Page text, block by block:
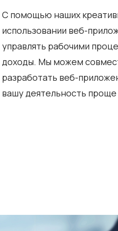
С помощью наших
использовании веб-
управлять рабочими
доходы. Мы можем
разработать веб-
вашу деятельность